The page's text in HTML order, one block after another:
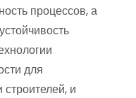
процессов, а
для
и